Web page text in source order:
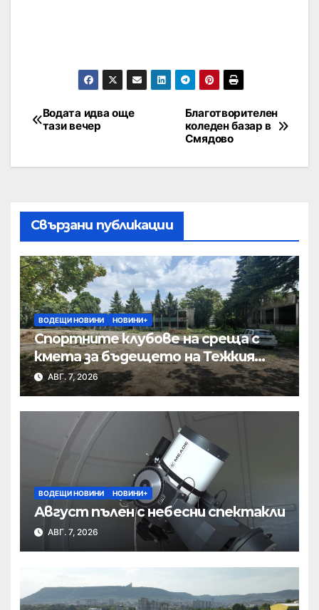
Благотворителен
коледен базар в
Смядово
Водата идва още
тази вечер
Свързани публикации
ВОДЕЩИ НОВИНИ НОВИНИ+
Спортните клубове на среща с
кмета за бъдещето на Тежкия
полк
АВГ. 7, 2026
ВОДЕЩИ НОВИНИ НОВИНИ+
Август пълен с небесни спектакли
АВГ. 7, 2026